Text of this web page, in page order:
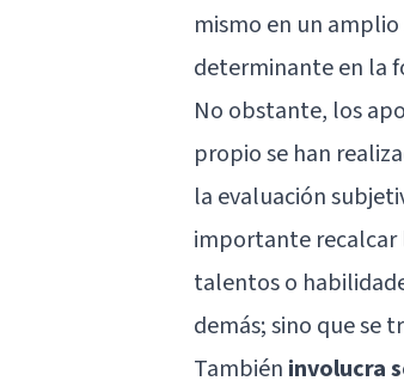
mismo en un
determinante en la
No obstante, los
propio se han
la evaluación
importante recalcar
talentos o
demás; sino que se
También involucra